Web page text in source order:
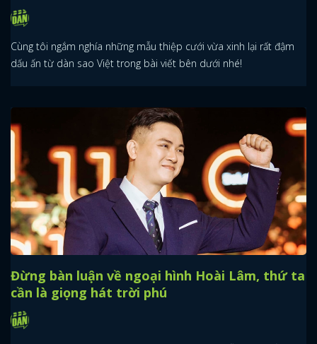
Cùng tôi ngắm nghía những mẫu thiệp cưới vừa xinh lại rất đậm
dấu ấn từ dàn sao Việt trong bài viết bên dưới nhé!
Đừng bàn luận về ngoại hình Hoài Lâm, thứ ta
cần là giọng hát trời phú